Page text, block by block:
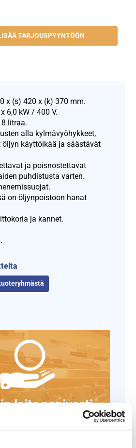
TARJOUSPYYNTÖÖN
x (s) 420 x (k) 370 mm.
6,0 kW / 400 V.
litraa.
alla kylmävyöhykkeet,
öljyn käyttöikää ja säästävät
ja poisnostettavat
puhdistusta varten.
on öljynpoistoon hanat
ja kannet.
laite sopivasti